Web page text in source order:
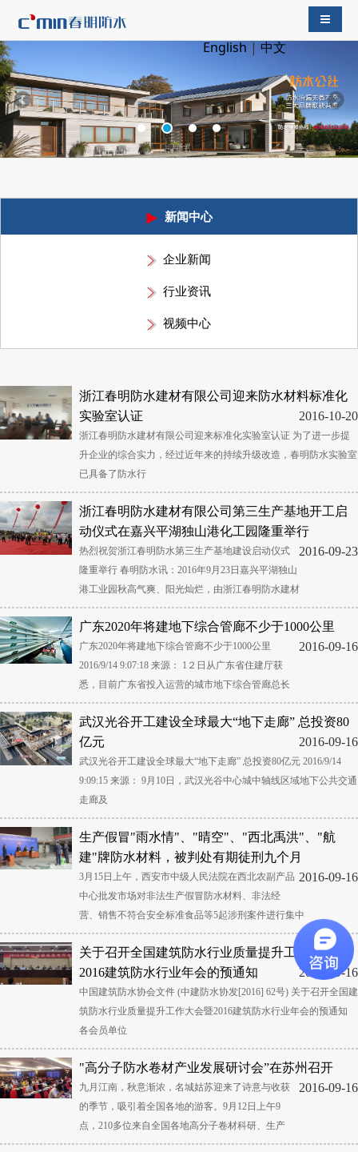
English |中文
导航切
新闻中心
企业新闻
行业资讯
视频中心
浙江春明防水建材有限公司迎来防水材料标准化
实验室认证
2016-10-20
浙江春明防水建材有限公司迎来标准化实验室认证 为了进一步提
升企业的综合实力，经过近年来的持续升级改造，春明防水实验室
已具备了防水行
浙江春明防水建材有限公司第三生产基地开工启
动仪式在嘉兴平湖独山港化工园隆重举行
2016-09-23
热烈祝贺浙江春明防水第三生产基地建设启动仪式
隆重举行 春明防水讯：2016年9月23日嘉兴平湖独山
港工业园秋高气爽、阳光灿烂，由浙江春明防水建材
广东2020年将建地下综合管廊不少于1000公里
2016-09-16
广东2020年将建地下综合管廊不少于1000公里
2016/9/14 9:07:18 来源： 1２日从广东省住建厅获
悉，目前广东省投入运营的城市地下综合管廊总长
武汉光谷开工建设全球最大“地下走廊” 总投资80
亿元
2016-09-16
武汉光谷开工建设全球最大“地下走廊” 总投资80亿元 2016/9/14
9:09:15 来源： 9月10日，武汉光谷中心城中轴线区域地下公共交通
走廊及
生产假冒"雨水情"、"晴空"、"西北禹洪"、"航
建"牌防水材料，被判处有期徒刑九个月
2016-09-16
3月15日上午，西安市中级人民法院在西北农副产品
中心批发市场对非法生产假冒防水材料、非法经
营、销售不符合安全标准食品等5起涉刑案件进行集中
关于召开全国建筑防水行业质量提升工作大会暨
2016建筑防水行业年会的预通知
2016-09-16
中国建筑防水协会文件 (中建防水协发[2016] 62号) 关于召开全国建
筑防水行业质量提升工作大会暨2016建筑防水行业年会的预通知
各会员单位
"高分子防水卷材产业发展研讨会”在苏州召开
2016-09-16
九月江南，秋意渐浓，名城姑苏迎来了诗意与收获
的季节，吸引着全国各地的游客。9月12日上午9
点，210多位来自全国各地高分子卷材科研、生产